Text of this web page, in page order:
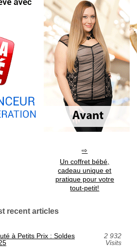
Un coffret bébé,
cadeau unique et
pratique pour votre
tout-petit!
recent articles
à Petits Prix : Soldes
2 932
Visits